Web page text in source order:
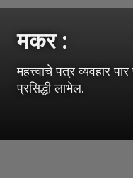
मकर :
महत्त्वाचे पत्र व्यवहार
प्रसिद्धी लाभेल.